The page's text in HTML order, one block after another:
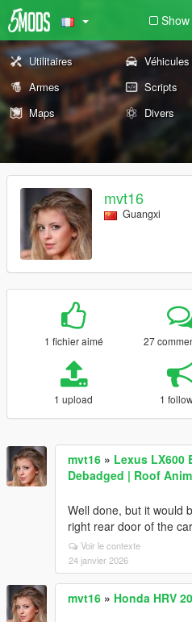
Utilitaires Véhicules
Armes
Scripts
Maps
Divers
mvt16
Guangxi
1 fichier aimé 27
1 upload 1
mvt16 » Lexus LX600
Debadged | Roof
Well done, but it would
right rear door of the
Voir le contexte
24 janvier 2026
mvt16 » Honda HRV